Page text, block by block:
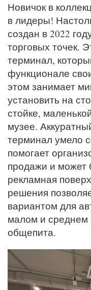
Новичок в
в лидеры!
создан в 2022
торговых точек.
терминал,
функционале
этом занимает
установить на
стойке,
музее.
терминал умело
помогает
продажи и может
рекламная
решения
вариантом для
малом и среднем
общепита.